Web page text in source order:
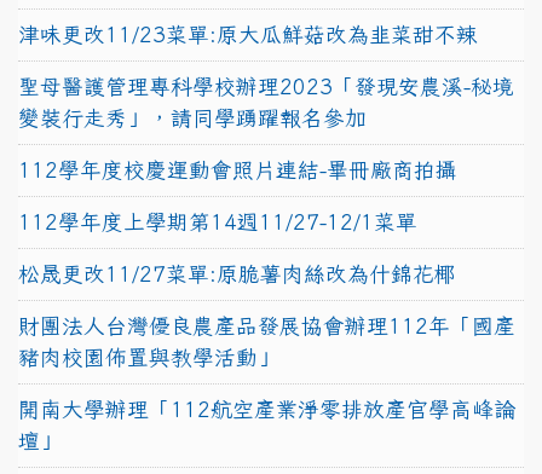
津味更改11/23菜單:原大瓜鮮菇改為韭菜甜不辣
聖母醫護管理專科學校辦理2023「發現安農溪-秘境
變裝行走秀」，請同學踴躍報名參加
112學年度校慶運動會照片連結-畢冊廠商拍攝
112學年度上學期第14週11/27-12/1菜單
松晟更改11/27菜單:原脆薯肉絲改為什錦花椰
財團法人台灣優良農產品發展協會辦理112年「國產
豬肉校園佈置與教學活動」
開南大學辦理「112航空產業淨零排放產官學高峰論
壇」